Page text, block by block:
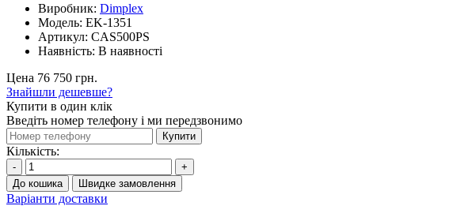
Виробник: Dimplex
Модель: EK-1351
Артикул: CAS500PS
Наявність: В наявності
Цена 76 750 грн.
Знайшли дешевше?
Купити в один клік
Введіть номер телефону і ми передзвонимо
Купити
Кількість:
-
+
До кошика
Швидке замовлення
Варіанти доставки